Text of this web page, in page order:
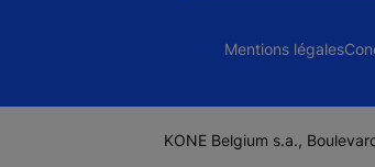
Mentions légales
KONE Belgium s.a.,